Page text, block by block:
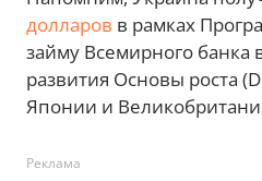
долларов в рамках
займу Всемирного банка
развития Основы роста
Японии и
Реклама